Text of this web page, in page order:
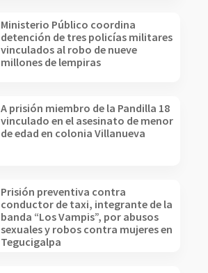
Ministerio Público coordina
detención de tres policías militares
vinculados al robo de nueve
millones de lempiras
A prisión miembro de la Pandilla 18
vinculado en el asesinato de menor
de edad en colonia Villanueva
Prisión preventiva contra
conductor de taxi, integrante de la
banda “Los Vampis”, por abusos
sexuales y robos contra mujeres en
Tegucigalpa